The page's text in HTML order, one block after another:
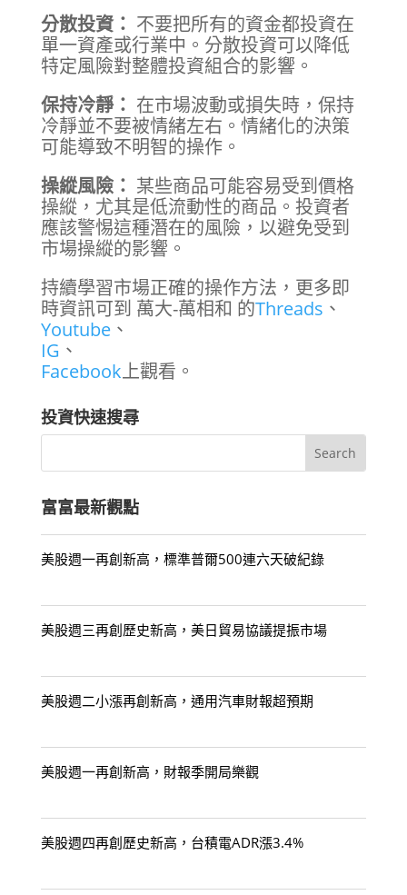
分散投資： 不要把所有的資金都投資在
單一資產或行業中。分散投資可以降低
特定風險對整體投資組合的影響。
保持冷靜： 在市場波動或損失時，保持
冷靜並不要被情緒左右。情緒化的決策
可能導致不明智的操作。
操縱風險： 某些商品可能容易受到價格
操縱，尤其是低流動性的商品。投資者
應該警惕這種潛在的風險，以避免受到
市場操縱的影響。
持續學習市場正確的操作方法，更多即
時資訊可到 萬大-萬相和 的Threads 、
Youtube、
IG 、
Facebook上觀看。
投資快速搜尋
富富最新觀點
美股週一再創新高，標準普爾500連六天破紀錄
美股週三再創歷史新高，美日貿易協議提振市場
美股週二小漲再創新高，通用汽車財報超預期
美股週一再創新高，財報季開局樂觀
美股週四再創歷史新高，台積電ADR漲3.4%